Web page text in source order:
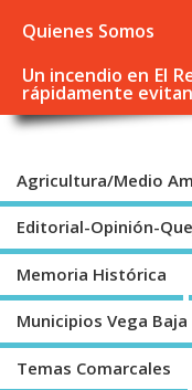
Quienes Somos
Un incendio en El
rápidamente
Agricultura/Medio
Editorial-Opinión-
Memoria Histórica
Municipios Vega Baja
Temas Comarcales